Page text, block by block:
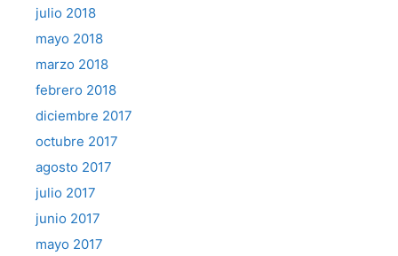
julio 2018
mayo 2018
marzo 2018
febrero 2018
diciembre 2017
octubre 2017
agosto 2017
julio 2017
junio 2017
mayo 2017